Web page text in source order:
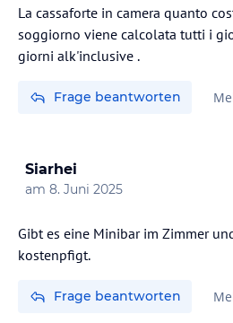
La cassaforte in camera quanto
soggiorno viene calcolata tutti i
giorni alk'inclusive .
Frage beantworten
Siarhei
am 8. Juni 2025
Gibt es eine Minibar im Zimmer
kostenpfigt.
Frage beantworten